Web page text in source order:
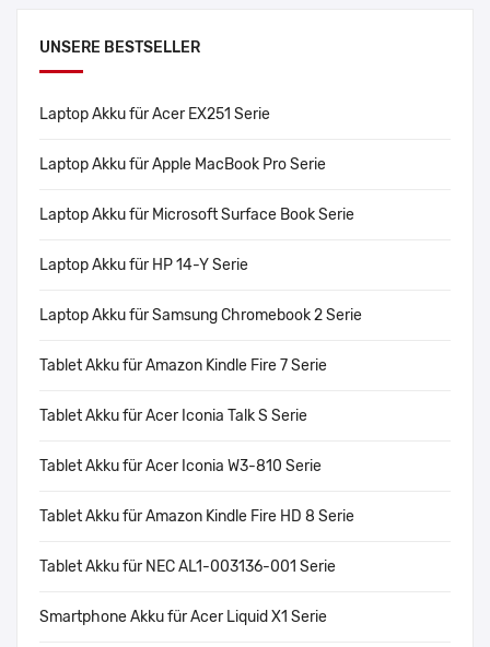
UNSERE BESTSELLER
Laptop Akku für Acer EX251 Serie
Laptop Akku für Apple MacBook Pro Serie
Laptop Akku für Microsoft Surface Book Serie
Laptop Akku für HP 14-Y Serie
Laptop Akku für Samsung Chromebook 2 Serie
Tablet Akku für Amazon Kindle Fire 7 Serie
Tablet Akku für Acer Iconia Talk S Serie
Tablet Akku für Acer Iconia W3-810 Serie
Tablet Akku für Amazon Kindle Fire HD 8 Serie
Tablet Akku für NEC AL1-003136-001 Serie
Smartphone Akku für Acer Liquid X1 Serie